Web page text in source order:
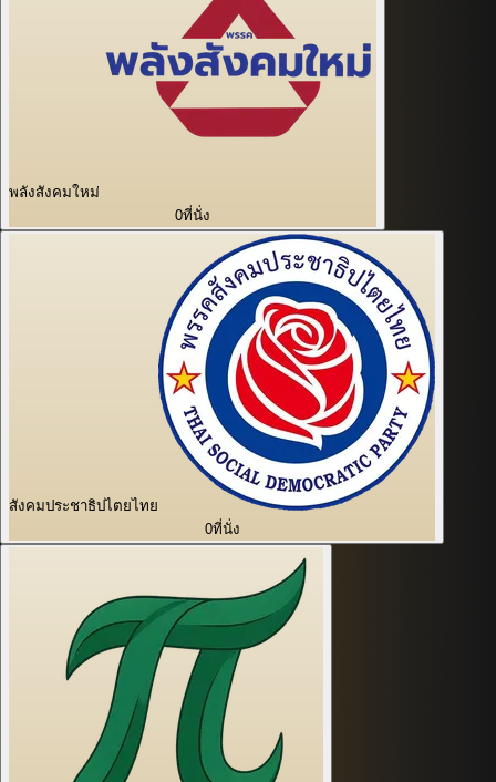
พลังสังคมใหม่
0ที่นั่ง
สังคมประชาธิปไตยไทย
0ที่นั่ง